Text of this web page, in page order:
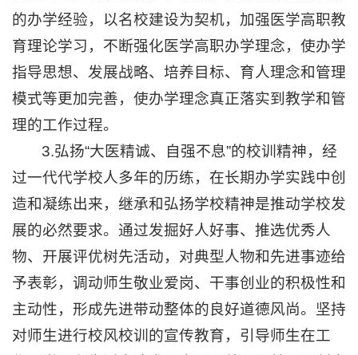
的办学经验，以名校建设为契机，加强医学高职教
育理论学习，不断强化医学高职办学理念，使办学
指导思想、发展战略、培养目标、育人理念和管理
模式等更加完善，使办学理念真正落实到教学和管
理的工作过程。
3.弘扬“大医精诚、自强不息”的校训精神，经
过一代代学校人多年的历练，在长期办学实践中创
造和凝练出来，继承和弘扬学校精神是推动学校发
展的必然要求。通过发掘好人好事、推选优秀人
物、开展评优树先活动，对典型人物和先进事迹给
予表彰，调动师生敬业爱岗、干事创业的积极性和
主动性，形成先进带动整体的良好道德风尚。坚持
对师生进行校风校训的宣传教育，引导师生在工